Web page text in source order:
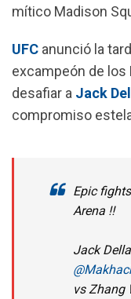
b
o
k
s
p
p
g
a
m
mítico Madison
UFC anunció la
excampeón de los
desafiar a Jack
compromiso
Epic
Arena ‼️
Jack
vs Zhang